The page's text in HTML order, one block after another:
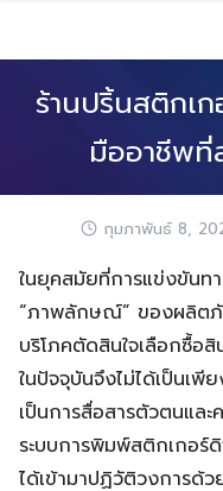
ร้านปริ้นสติกเ
มืออาชีพที่
กุมภาพันธ์ 8,
ในยุคสมัยที่การแข่งขันท
“ภาพลักษณ์” ของผลิต
บริโภคตัดสินใจเลือกซื้อ
ในปัจจุบันจึงไม่ได้เป็นเ
เป็นการสื่อสารตัวตนแล
ระบบการพิมพ์สติกเกอ
ได้เข้ามาปฏิวัติวงการด้